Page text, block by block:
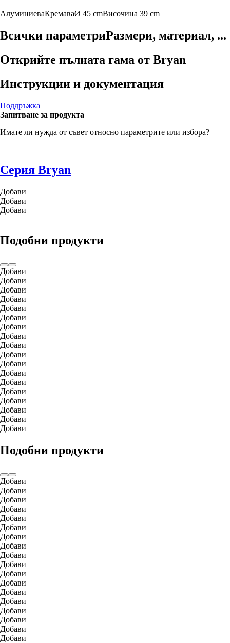
АлуминиеваКремаваØ 45 cmВисочина 39 cm
Всички параметриРазмери, материал, ...
Открийте пълната гама от Bryan
Инструкции и документация
Поддръжка
Запитване за продукта
Имате ли нужда от съвет относно параметрите или избора?
Серия Bryan
Добави
Добави
Добави
Подобни продукти
Добави
Добави
Добави
Добави
Добави
Добави
Добави
Добави
Добави
Добави
Добави
Добави
Добави
Добави
Добави
Добави
Добави
Добави
Подобни продукти
Добави
Добави
Добави
Добави
Добави
Добави
Добави
Добави
Добави
Добави
Добави
Добави
Добави
Добави
Добави
Добави
Добави
Добави